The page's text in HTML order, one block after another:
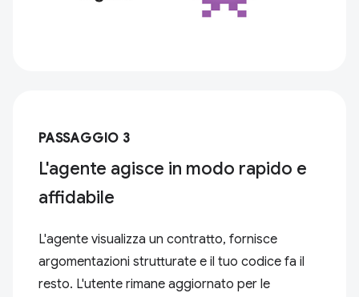
PASSAGGIO 3
L'agente agisce in modo rapido e
affidabile
L'agente visualizza un contratto, fornisce
argomentazioni strutturate e il tuo codice fa il
resto. L'utente rimane aggiornato per le